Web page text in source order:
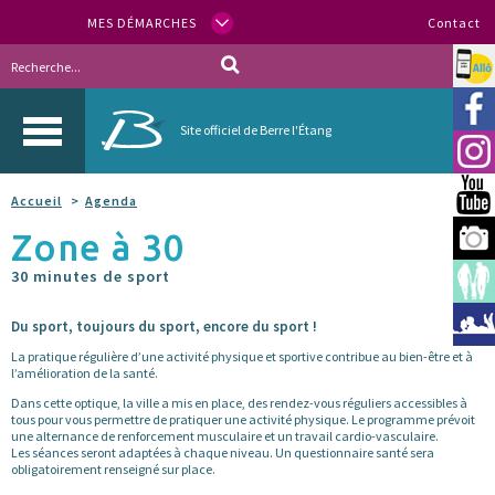
MES DÉMARCHES Contact
Site officiel de Berre l'Étang
Allo
Accueil Agenda
Zone à 30
30 minutes de sport
Du sport, toujours du sport, encore du sport !
La pratique régulière d’une activité physique et sportive contribue au bien-être et à
l’amélioration de la santé.
Dans cette optique, la ville a mis en place, des rendez-vous réguliers accessibles à
tous pour vous permettre de pratiquer une activité physique. Le programme prévoit
une alternance de renforcement musculaire et un travail cardio-vasculaire.
Les séances seront adaptées à chaque niveau. Un questionnaire santé sera
obligatoirement renseigné sur place.